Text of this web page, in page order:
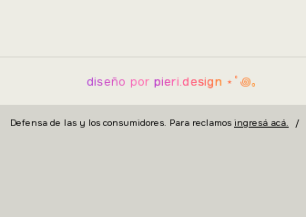
diseño por pieri.design ⋆˚꩜｡
Defensa de las y los consumidores. Para reclamos ingresá acá. /